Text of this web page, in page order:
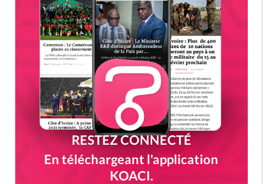
RESTEZ CONNECTÉ
En téléchargeant l'application
KOACI.